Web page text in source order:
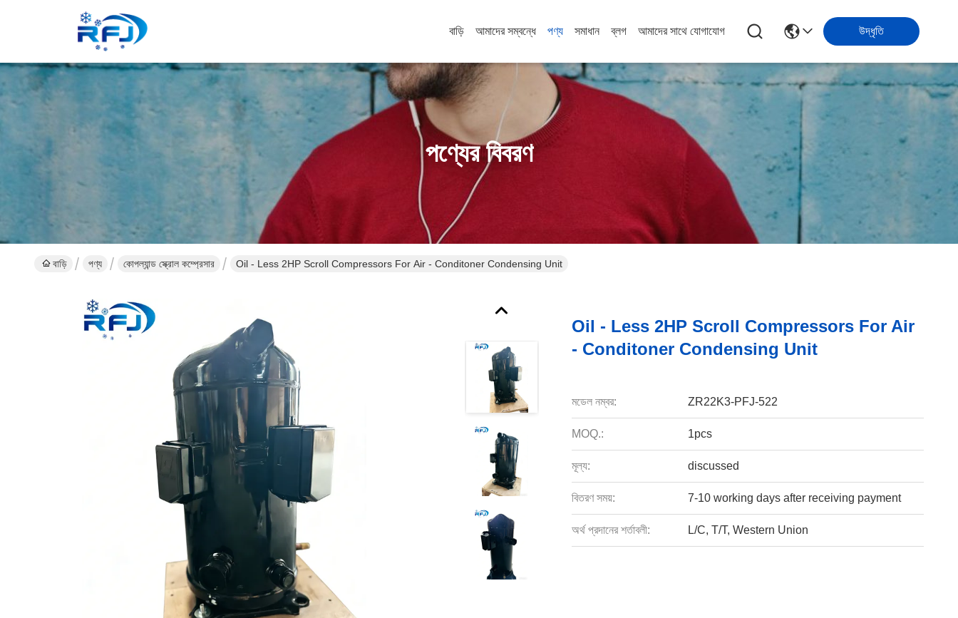
বাড়ি আমাদের সম্বন্ধে পণ্য সমাধান ব্লগ আমাদের সাথে যোগাযোগ উদ্ধৃতি
পণ্যের বিবরণ
বাড়ি পণ্য কোপল্যান্ড স্ক্রোল কম্প্রেসার Oil - Less 2HP Scroll Compressors For Air - Conditoner Condensing Unit
Oil - Less 2HP Scroll Compressors For Air
- Conditoner Condensing Unit
মডেল নম্বর: ZR22K3-PFJ-522
MOQ.: 1pcs
মূল্য: discussed
বিতরণ সময়: 7-10 working days after receiving payment
অর্থ প্রদানের শর্তাবলী: L/C, T/T, Western Union